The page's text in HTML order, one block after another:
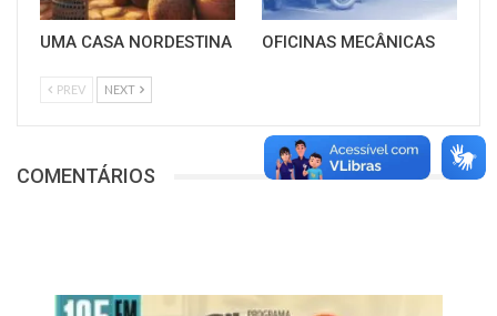
UMA CASA NORDESTINA OFICINAS MECÂNICAS
PREV NEXT
COMENTÁRIOS